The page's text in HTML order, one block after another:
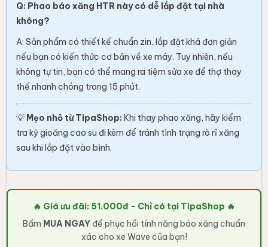
Q: Phao báo xăng HTR này có dễ lắp đặt tại nhà
không?
A: Sản phẩm có thiết kế chuẩn zin, lắp đặt khá đơn giản
nếu bạn có kiến thức cơ bản về xe máy. Tuy nhiên, nếu
không tự tin, bạn có thể mang ra tiệm sửa xe để thợ thay
thế nhanh chóng trong 15 phút.
💡 Mẹo nhỏ từ TipaShop: Khi thay phao xăng, hãy kiểm
tra kỹ gioăng cao su đi kèm để tránh tình trạng rò rỉ xăng
sau khi lắp đặt vào bình.
🔥 Giá ưu đãi: 51.000đ - Chỉ có tại TipaShop 🔥
Bấm MUA NGAY để phục hồi tính năng báo xăng chuẩn
xác cho xe Wave của bạn!